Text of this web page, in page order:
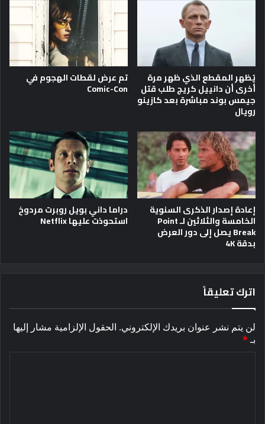
يُظهر المقطع الذي ظهر مرة
أخرى أن دانييل كريج طلب قتل
جيمس بوند مباشرة بعد كازينو
رويال
تم عرض لقطات الهجوم في
Comic-Con
إعادة إصدار الذكرى السنوية
الخامسة والثلاثين لـ Point
Break يصل إلى دور العرض
بدقة 4K
دراما داني بويل روبرت مردوخ
استحوذت عليها Netflix
اترك تعليقاً
لن يتم نشر عنوان بريدك الإلكتروني. الحقول الإلزامية مشار إليها
بـ*